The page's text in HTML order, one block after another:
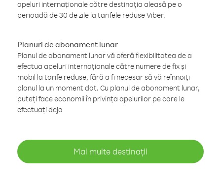
apeluri internaționale către destinația aleasă pe o
perioadă de 30 de zile la tarifele reduse Viber.
Planuri de abonament lunar
Planul de abonament lunar vă oferă flexibilitatea de a
efectua apeluri internaționale către numere de fix și
mobil la tarife reduse, fără a fi necesar să vă reînnoiți
planul la un moment dat. Cu planul de abonament lunar,
puteți face economii în privința apelurilor pe care le
efectuați deja
Mai multe destinații